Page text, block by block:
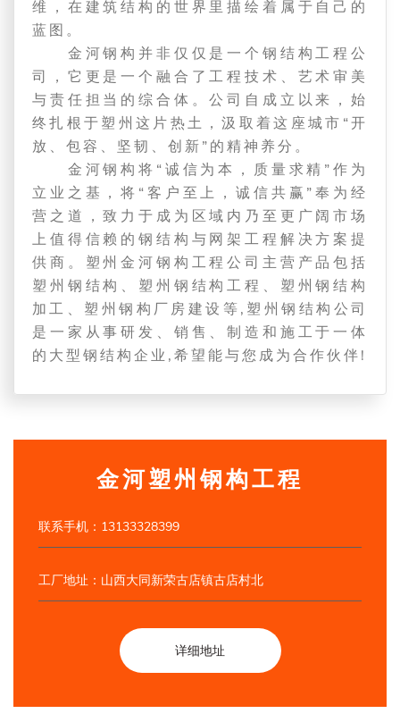
维，在建筑结构的世界里描绘着属于自己的
蓝图。
金河钢构并非仅仅是一个钢结构工程公
司，它更是一个融合了工程技术、艺术审美
与责任担当的综合体。公司自成立以来，始
终扎根于塑州这片热土，汲取着这座城市“开
放、包容、坚韧、创新”的精神养分。
金河钢构将“诚信为本，质量求精”作为
立业之基，将“客户至上，诚信共赢”奉为经
营之道，致力于成为区域内乃至更广阔市场
上值得信赖的钢结构与网架工程解决方案提
供商。塑州金河钢构工程公司主营产品包括
塑州钢结构、塑州钢结构工程、塑州钢结构
加工、塑州钢构厂房建设等,塑州钢结构公司
是一家从事研发、销售、制造和施工于一体
的大型钢结构企业,希望能与您成为合作伙伴!
金河塑州钢构工程
联系手机：13133328399
工厂地址：山西大同新荣古店镇古店村北
详细地址